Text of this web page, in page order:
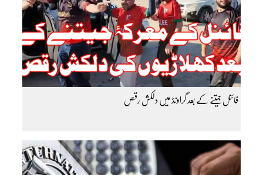
فائنل جیتنے کے بعد گراونڈ میں دلکش رقص